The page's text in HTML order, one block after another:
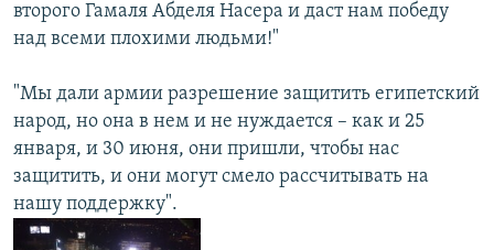
второго Гамаля Абделя Насера и даст нам победу
над всеми плохими людьми!"
"Мы дали армии разрешение защитить египетский
народ, но она в нем и не нуждается – как и 25
января, и 30 июня, они пришли, чтобы нас
защитить, и они могут смело рассчитывать на
нашу поддержку".